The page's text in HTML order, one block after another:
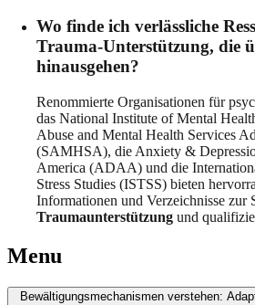
Wo finde ich verlässliche
Trauma-Unterstützung, die
hinausgehen?
Renommierte Organisationen für
das National Institute of Mental
Abuse and Mental Health Services
(SAMHSA), die Anxiety &
America (ADAA) und die
Stress Studies (ISTSS) bieten
Informationen und Verzeichnisse zur
Traumaunterstützung und
Menu
Bewältigungsmechanismen verstehen: